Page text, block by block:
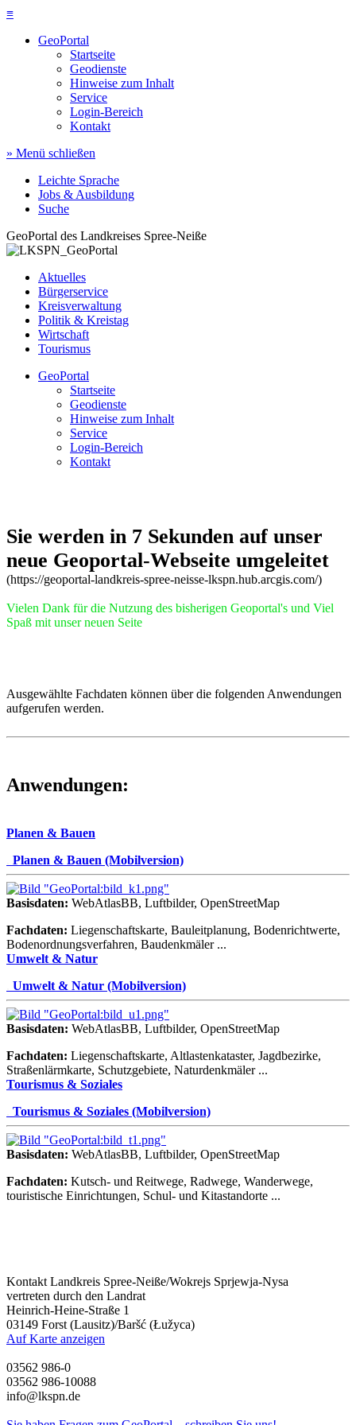
≡
GeoPortal
Startseite
Geodienste
Hinweise zum Inhalt
Service
Login-Bereich
Kontakt
» Menü schließen
Leichte Sprache
Jobs & Ausbildung
Suche
GeoPortal des Landkreises Spree-Neiße
Aktuelles
Bürgerservice
Kreisverwaltung
Politik & Kreistag
Wirtschaft
Tourismus
GeoPortal
Startseite
Geodienste
Hinweise zum Inhalt
Service
Login-Bereich
Kontakt
Sie werden in 7 Sekunden auf unser
neue Geoportal-Webseite umgeleitet
(https://geoportal-landkreis-spree-neisse-lkspn.hub.arcgis.com/)
Vielen Dank für die Nutzung des bisherigen Geoportal's und Viel
Spaß mit unser neuen Seite
Ausgewählte Fachdaten können über die folgenden Anwendungen
aufgerufen werden.
Anwendungen:
Planen & Bauen
Planen & Bauen (Mobilversion)
Basisdaten: WebAtlasBB, Luftbilder, OpenStreetMap
Fachdaten: Liegenschaftskarte, Bauleitplanung, Bodenrichtwerte,
Bodenordnungsverfahren, Baudenkmäler ...
Umwelt & Natur
Umwelt & Natur (Mobilversion)
Basisdaten: WebAtlasBB, Luftbilder, OpenStreetMap
Fachdaten: Liegenschaftskarte, Altlastenkataster, Jagdbezirke,
Straßenlärmkarte, Schutzgebiete, Naturdenkmäler ...
Tourismus & Soziales
Tourismus & Soziales (Mobilversion)
Basisdaten: WebAtlasBB, Luftbilder, OpenStreetMap
Fachdaten: Kutsch- und Reitwege, Radwege, Wanderwege,
touristische Einrichtungen, Schul- und Kitastandorte ...
Kontakt Landkreis Spree-Neiße/Wokrejs Sprjewja-Nysa
vertreten durch den Landrat
Heinrich-Heine-Straße 1
03149 Forst (Lausitz)/Baršć (Łužyca)
Auf Karte anzeigen
03562 986-0
03562 986-10088
info@lkspn.de